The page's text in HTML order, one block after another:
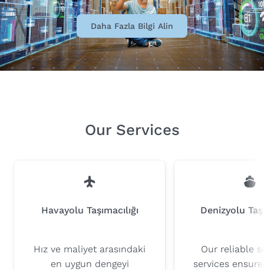
Daha Fazla Bilgi Alin
Our Services
Havayolu Taşımacılığı
Hız ve maliyet arasındaki
en uygun dengeyi
Denizyolu
Our reliable
services